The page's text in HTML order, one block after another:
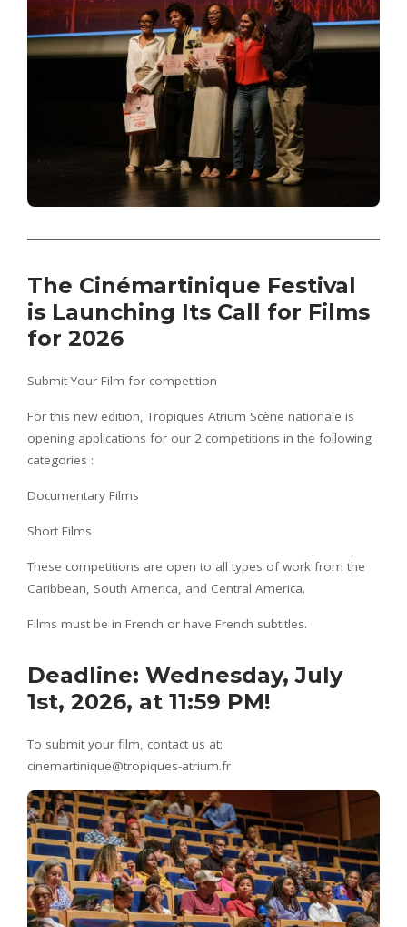
The Cinémartinique Festival
is Launching Its Call for Films
for 2026
Submit Your Film for competition
For this new edition, Tropiques Atrium Scène nationale is
opening applications for our 2 competitions in the following
categories :
Documentary Films
Short Films
These competitions are open to all types of work from the
Caribbean, South America, and Central America.
Films must be in French or have French subtitles.
Deadline: Wednesday, July
1st, 2026, at 11:59 PM!
To submit your film, contact us at:
cinemartinique@tropiques-atrium.fr